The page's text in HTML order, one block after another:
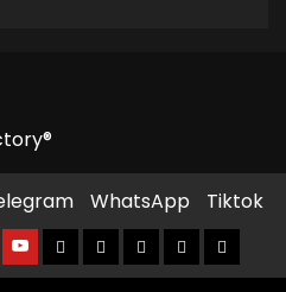
WhatsApp Tiktok